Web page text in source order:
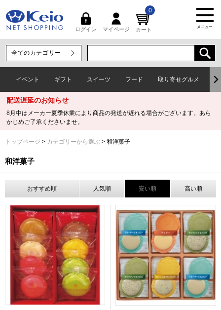
ログイン マイページ カート
0
メニュー
イベント ギフト スイーツ フード 取り寄せグルメ
配送遅延のお知らせ
8月中はメーカー夏季休業により商品の発送が遅れる場合がございます。あら
かじめご了承くださいませ。
トップページ カテゴリーから選ぶ 和洋菓子
和洋菓子
おすすめ順 人気順 安い順 高い順